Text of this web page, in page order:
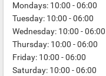
Mondays: 10:00 - 06:00
Tuesday: 10:00 - 06:00
Wednesday: 10:00 - 06:00
Thursday: 10:00 - 06:00
Friday: 10:00 - 06:00
Saturday: 10:00 - 06:00